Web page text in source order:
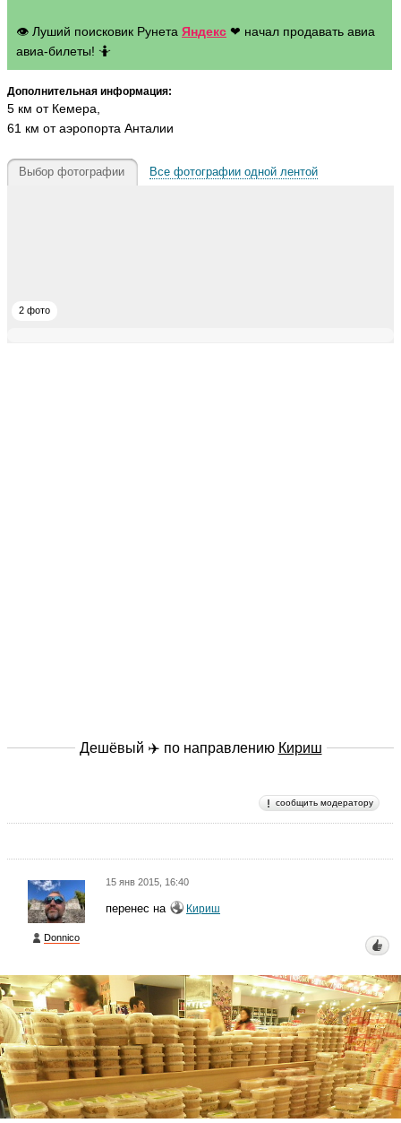
👁 Луший поисковик Рунета Яндекс ❤ начал продавать авиа
авиа-билеты! 🤷
Дополнительная информация:
5 км от Кемера,
61 км от аэропорта Анталии
Выбор фотографии Все фотографии одной лентой
2 фото
Дешёвый ✈️ по направлению Кириш
сообщить модератору
Donnico
15 янв 2015, 16:40
перенес на Кириш